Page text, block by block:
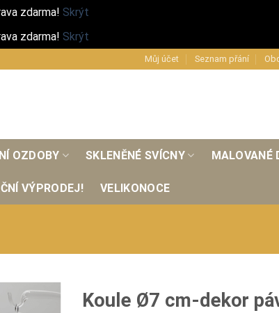
zdarma! Skrýt
zdarma! Skrýt
Můj účet Seznam přání
OZDOBY SKLENĚNÉ SVÍCNY MALOVANÉ
VÝPRODEJ! VELIKONOCE
Koule Ø7 cm-dekor